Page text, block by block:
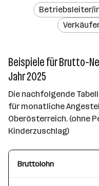
Betriebsleiter/
Beispiele für Brutto-
Jahr 2025
Die nachfolgende
für monatliche
Oberösterreich. (ohne
Kinderzuschlag)
Bruttolohn